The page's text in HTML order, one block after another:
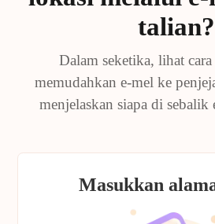
talian?
Dalam seketika, lihat
memudahkan e-mel ke
menjelaskan siapa di
Masukkan